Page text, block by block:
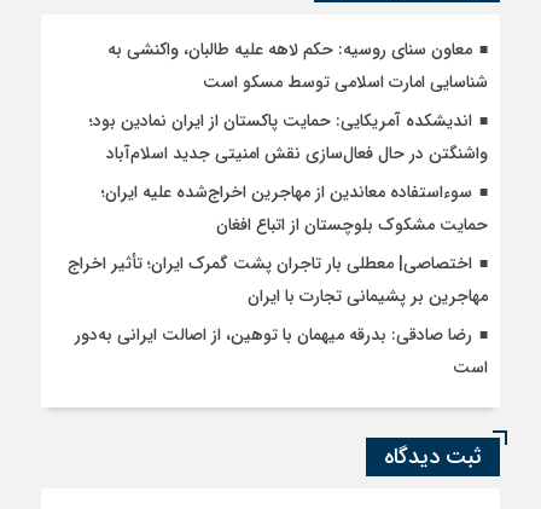
معاون سنای روسیه: حکم لاهه علیه طالبان، واکنشی به
شناسایی امارت اسلامی توسط مسکو است
اندیشکده آمریکایی: حمایت پاکستان از ایران نمادین بود؛
واشنگتن در حال فعال‌سازی نقش امنیتی جدید اسلام‌آباد
سوءاستفاده معاندین از مهاجرین اخراج‌شده علیه ایران؛
حمایت مشکوک بلوچستان از اتباع افغان
اختصاصی| معطلی بار تاجران پشت گمرک ایران؛ تأثیر اخراج
مهاجرین بر پشیمانی تجارت با ایران
رضا صادقی: بدرقه میهمان با توهین، از اصالت ایرانی به‌دور
است
ثبت دیدگاه